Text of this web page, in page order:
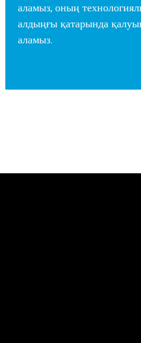
аламыз, оның
алдыңғы қатарында
аламыз.